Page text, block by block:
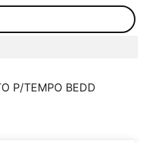
P/TEMPO BEDD